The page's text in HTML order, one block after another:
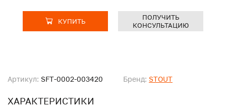
Артикул: SFT-0002-003420 Бренд: STOUT
ХАРАКТЕРИСТИКИ
КУПИТЬ
ПОЛУЧИТЬ
КОНСУЛЬТАЦИЮ